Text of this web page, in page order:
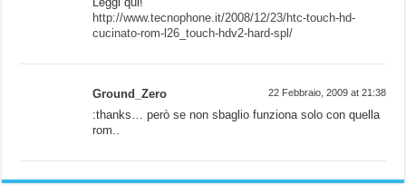
http://www.tecnophone.it/2008/12/23/htc-touch-hd-
cucinato-rom-l26_touch-hdv2-hard-spl/
Ground_Zero 22 Febbraio, 2009 at 21:38
:thanks… però se non sbaglio funziona solo con quella
rom..